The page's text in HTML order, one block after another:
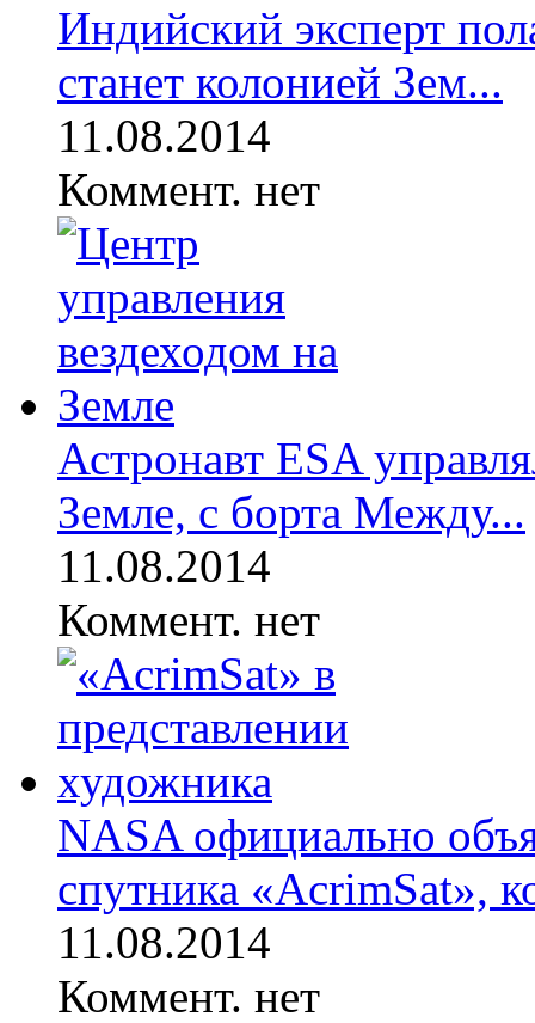
Индийский эксперт
станет колонией Зем...
11.08.2014
Коммент. нет
Астронавт ESA
Земле, с борта Между...
11.08.2014
Коммент. нет
NASA официально
спутника «AcrimSat»,
11.08.2014
Коммент. нет